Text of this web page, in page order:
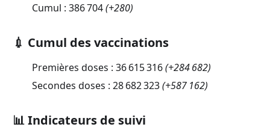
Cumul : 386 704(+280)
💉 Cumul des vaccinations
Premières doses : 36 615 316(+284 682)
Secondes doses : 28 682 323(+587 162)
📊 Indicateurs de suivi